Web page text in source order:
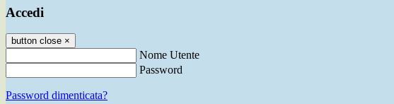
Accedi
button close ×
Nome Utente
Password
Password dimenticata?